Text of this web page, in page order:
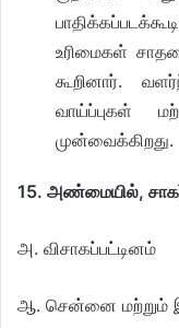
உரிமைகள்
கூறினார்.
வாய்ப்புகள்
முன்வைக்கிறது.
15. அண்மையில்,
அ. விசாகப்பட்டினம்
ஆ. சென்னை மற்றும்